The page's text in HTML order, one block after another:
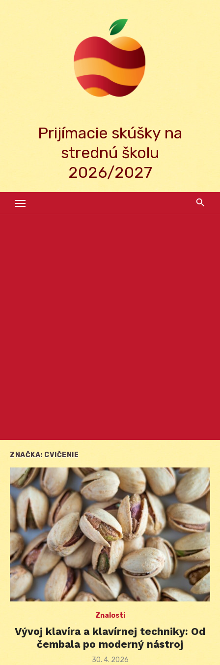
Prijímacie skúšky na
strednú školu
2026/2027
ZNAČKA: CVIČENIE
Znalosti
Vývoj klavíra a klavírnej techniky: Od
čembala po moderný nástroj
Posted
30. 4. 2026